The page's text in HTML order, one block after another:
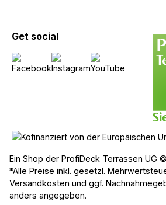
Get social
Ein Shop der ProfiDeck Terrassen UG
*Alle Preise inkl. gesetzl.
Versandkosten und ggf.
anders angegeben.